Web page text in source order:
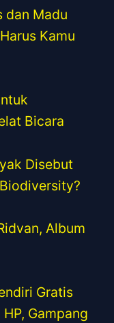
dan Madu
Kamu
Bicara
Disebut
Album
Gratis
Gampang